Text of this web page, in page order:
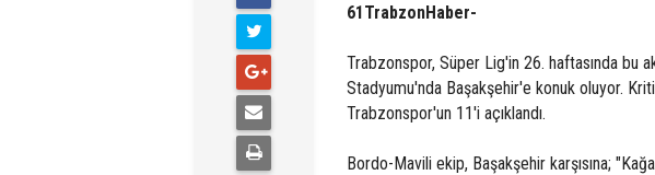
61TrabzonHaber-
Trabzonspor, Süper Lig'in 26. haftasında bu
Stadyumu'nda Başakşehir'e konuk oluyor.
Trabzonspor'un 11'i açıklandı.
Bordo-Mavili ekip, Başakşehir karşısına;